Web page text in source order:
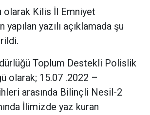
olarak Kilis İl Emniyet
yapılan yazılı açıklamada şu
Toplum Destekli Polislik
olarak; 15.07 .2022 –
arasında Bilinçli Nesil-2
İlimizde yaz kuran